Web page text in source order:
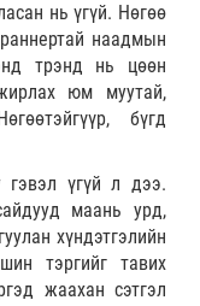
нь үгүй. Нөгөө
наадмын
трэнд нь цөөн
юм муутай,
бүгд
гэвэл үгүй л дээ.
маань урд,
хүндэтгэлийн
тэргийг тавих
жаахан сэтгэл